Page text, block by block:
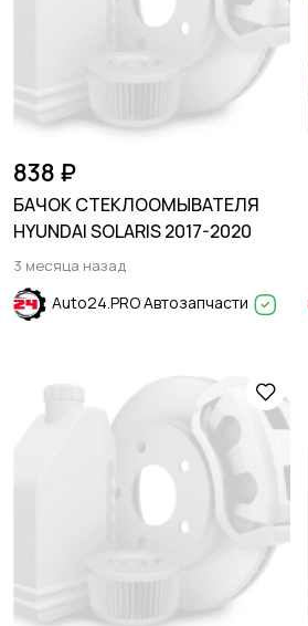
838 ₽
БАЧОК СТЕКЛООМЫВАТЕЛЯ
HYUNDAI SOLARIS 2017-2020
3 месяца назад
Auto24.PRO Автозапчасти